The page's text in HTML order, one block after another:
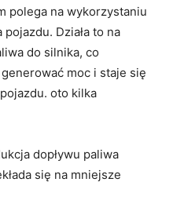
polega na wykorzystaniu
Działa to na
do silnika, co
moc i staje się
oto kilka
dopływu paliwa
się na mniejsze